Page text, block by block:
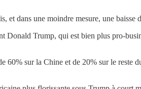
dans une moindre mesure, une baisse
Donald Trump, qui est bien plus pro-
60% sur la Chine et de 20% sur le reste